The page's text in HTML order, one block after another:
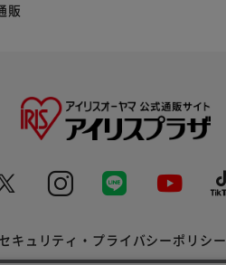
販
セキュリティ・プライバシーポリシー